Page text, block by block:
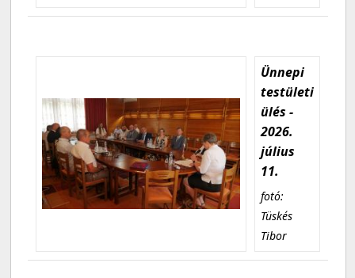
Ünnepi
testületi
ülés -
2026.
július
11.
fotó:
Tüskés
Tibor